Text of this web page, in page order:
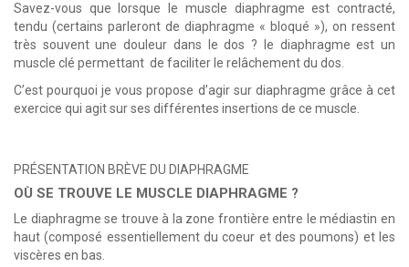
Savez-vous que lorsque le muscle diaphragme est contracté,
tendu (certains parleront de diaphragme « bloqué »), on ressent
très souvent une douleur dans le dos ? le diaphragme est un
muscle clé permettant de faciliter le relâchement du dos.
C’est pourquoi je vous propose d’agir sur diaphragme grâce à cet
exercice qui agit sur ses différentes insertions de ce muscle.
PRÉSENTATION BRÈVE DU DIAPHRAGME
OÙ SE TROUVE LE MUSCLE DIAPHRAGME ?
Le diaphragme se trouve à la zone frontière entre le médiastin en
haut (composé essentiellement du coeur et des poumons) et les
viscères en bas.